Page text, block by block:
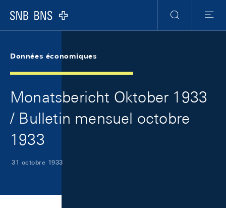
Logo
RechercheMenu
Données économiques
Monatsbericht Oktober 1933
/ Bulletin mensuel octobre
1933
31 octobre 1933